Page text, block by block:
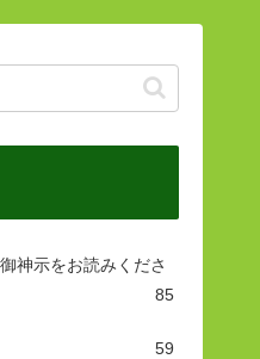
神示をお読みくださ
85
59